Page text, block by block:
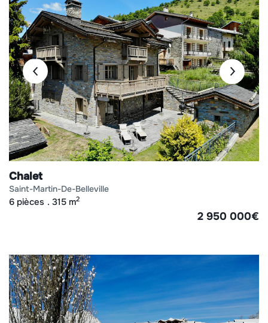
Chalet
saint-martin-de-belleville
6 pièces 315 m2
2 950 000€